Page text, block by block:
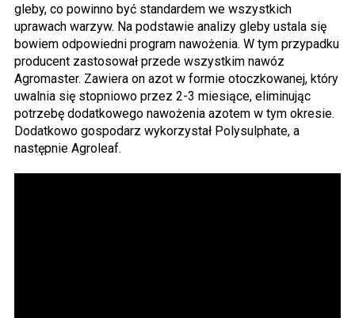
gleby, co powinno być standardem we wszystkich
uprawach warzyw. Na podstawie analizy gleby ustala się
bowiem odpowiedni program nawożenia. W tym przypadku
producent zastosował przede wszystkim nawóz
Agromaster. Zawiera on azot w formie otoczkowanej, który
uwalnia się stopniowo przez 2-3 miesiące, eliminując
potrzebę dodatkowego nawożenia azotem w tym okresie.
Dodatkowo gospodarz wykorzystał Polysulphate, a
następnie Agroleaf.